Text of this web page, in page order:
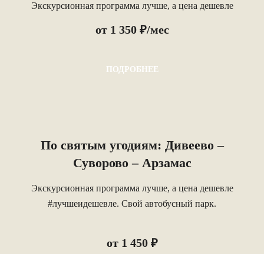
Экскурсионная программа лучше, а цена дешевле
от 1 350 ₽/мес
ПОДРОБНЕЕ
По святым угодиям: Дивеево –
Суворово – Арзамас
Экскурсионная программа лучше, а цена дешевле
#лучшеидешевле. Свой автобусный парк.
от 1 450 ₽